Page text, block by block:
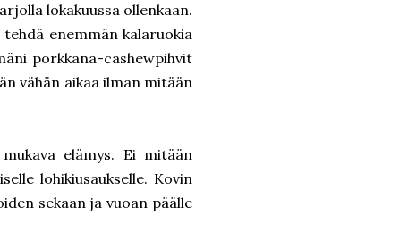
lokakuussa ollenkaan.
enemmän kalaruokia
porkkana-cashewpihvit
vähän aikaa ilman mitään
elämys. Ei mitään
lohikiusaukselle. Kovin
sekaan ja vuoan päälle